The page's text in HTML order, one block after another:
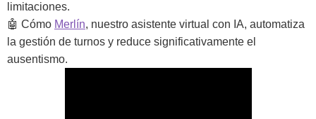
limitaciones.
🤖 Cómo Merlín, nuestro asistente virtual con IA, automatiza
la gestión de turnos y reduce significativamente el
ausentismo.